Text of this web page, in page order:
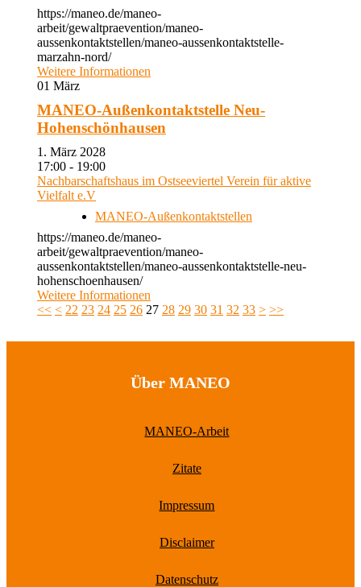
https://maneo.de/maneo-
arbeit/gewaltpraevention/maneo-
aussenkontaktstellen/maneo-aussenkontaktstelle-
marzahn-nord/
Weitere Informationen
01 März
MANEO-Außenkontaktstelle Neu-
Hohenschönhausen
1. März 2028
17:00 - 19:00
Nachbarschaftshaus im Ostseeviertel Verein für aktive
Vielfalt e.V
MANEO-Außenkontaktstellen
https://maneo.de/maneo-
arbeit/gewaltpraevention/maneo-
aussenkontaktstellen/maneo-aussenkontaktstelle-neu-
hohenschoenhausen/
Weitere Informationen
<< < 22 23 24 25 26 27 28 29 30 31 32 33 > >>
Über MANEO
MANEO-Arbeit
Zitate
Impressum
Disclaimer
Datenschutz